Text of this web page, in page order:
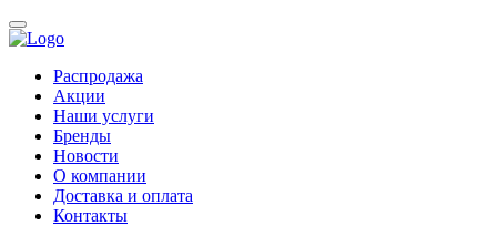
Распродажа
Акции
Наши услуги
Бренды
Новости
О компании
Доставка и оплата
Контакты